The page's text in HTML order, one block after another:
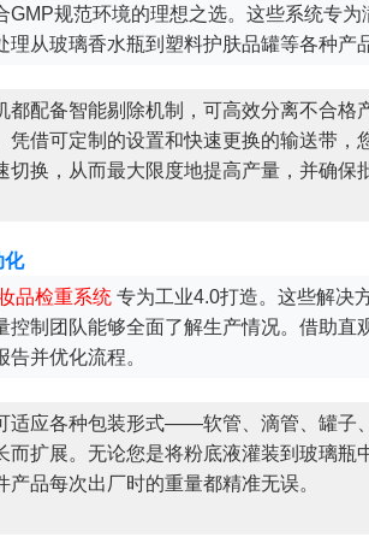
规范环境的理想之选。这些系统专为
从玻璃香水瓶到塑料护肤品罐等各种产
都配备智能剔除机制，可高效分离不合格
凭借可定制的设置和快速更换的输送带，
换，从而最大限度地提高产量，并确保
化
品检重系统 专为工业4.0打造。这些解决
控制团队能够全面了解生产情况。借助直
并优化流程。
适应各种包装形式——软管、滴管、罐
而扩展。无论您是将粉底液灌装到玻璃瓶
品每次出厂时的重量都精准无误。